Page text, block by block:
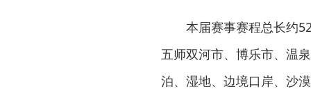
本届赛事赛程总长约
五师双河市、博乐市、温
泊、湿地、边境口岸、沙